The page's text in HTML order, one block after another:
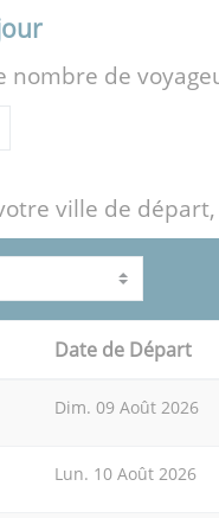
nombre de
ville de
Date de Départ
Dim. 09 Août 2026
Lun. 10 Août 2026